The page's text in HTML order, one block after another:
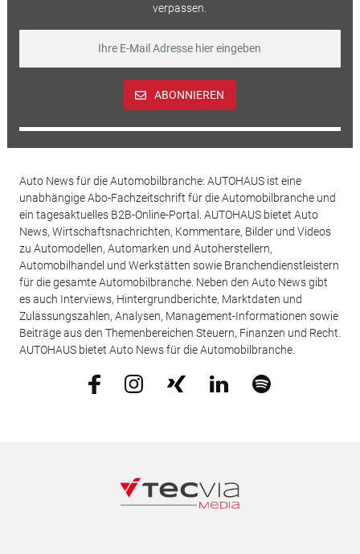
verpassen.
ABONNIEREN
Auto News für die Automobilbranche: AUTOHAUS ist eine
unabhängige Abo-Fachzeitschrift für die Automobilbranche und
ein tagesaktuelles B2B-Online-Portal. AUTOHAUS bietet Auto
News, Wirtschaftsnachrichten, Kommentare, Bilder und Videos
zu Automodellen, Automarken und Autoherstellern,
Automobilhandel und Werkstätten sowie Branchendienstleistern
für die gesamte Automobilbranche. Neben den Auto News gibt
es auch Interviews, Hintergrundberichte, Marktdaten und
Zulassungszahlen, Analysen, Management-Informationen sowie
Beiträge aus den Themenbereichen Steuern, Finanzen und Recht.
AUTOHAUS bietet Auto News für die Automobilbranche.